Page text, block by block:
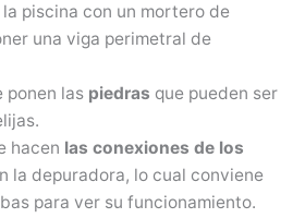
piscina con un mortero de
una viga perimetral de
ponen las piedras que pueden ser
hacen las conexiones de los
la depuradora, lo cual conviene
para ver su funcionamiento.